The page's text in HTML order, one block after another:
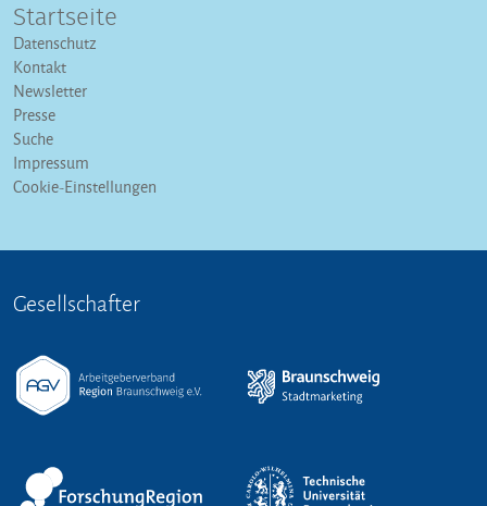
Startseite
Datenschutz
Kontakt
Newsletter
Presse
Suche
Impressum
Cookie-Einstellungen
Gesellschafter